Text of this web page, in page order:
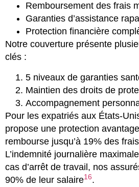
Remboursement des frais
Garanties d’assistance
Protection financière
Notre couverture présente
clés :
5 niveaux de garanties
Maintien des droits de
Accompagnement
Pour les expatriés aux États-
propose une protection
rembourse jusqu’à 19% des
L’indemnité journalière
cas d’arrêt de travail, nos
90% de leur salaire16.